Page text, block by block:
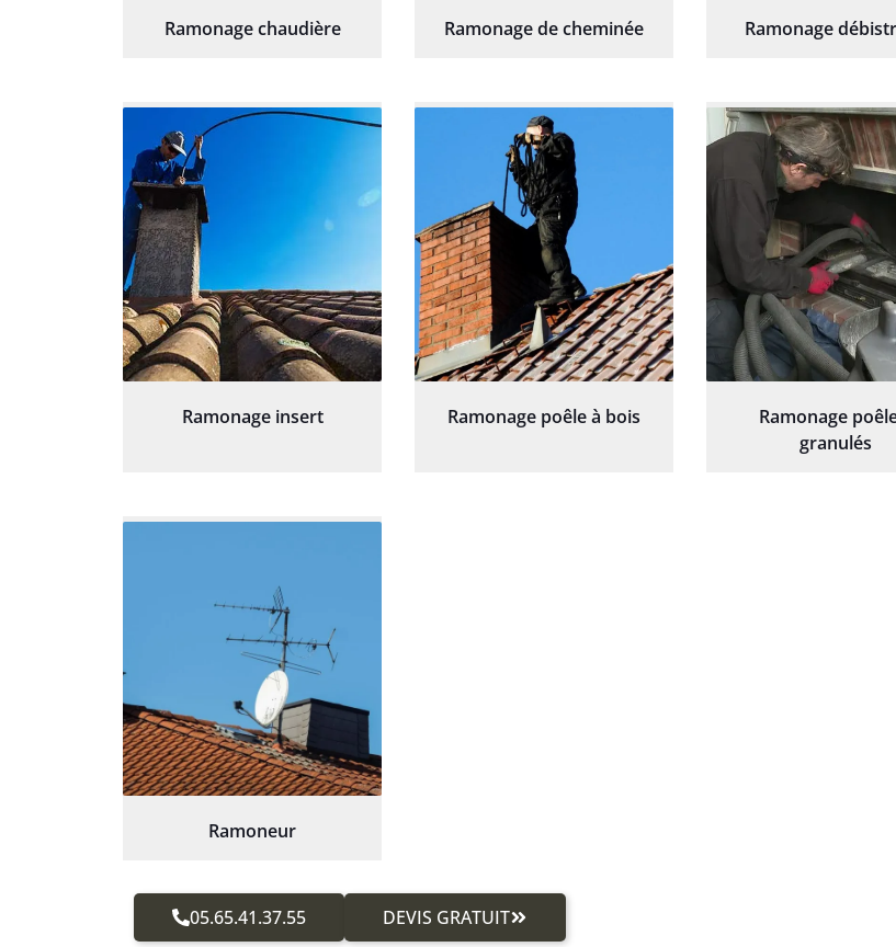
Ramonage chaudière Ramonage de cheminée Ramonage
Ramonage insert Ramonage poêle à bois
Ramonage
granulés
Ramoneur
05.65.41.37.55 DEVIS GRATUIT